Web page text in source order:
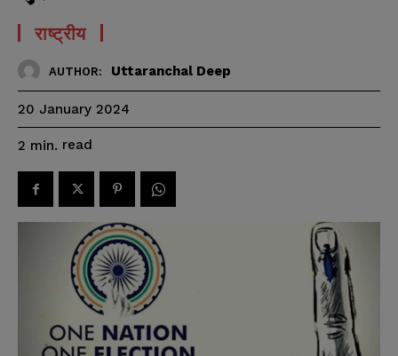
राष्ट्रीय
AUTHOR: Uttaranchal Deep
20 January 2024
2 min. read